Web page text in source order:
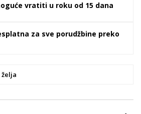
vratiti u roku od 15 dana
za sve porudžbine preko